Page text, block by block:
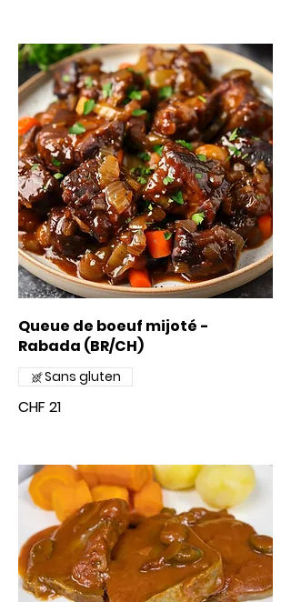
Queue de boeuf mijoté -
Rabada (BR/CH)
CHF 21
Sans gluten